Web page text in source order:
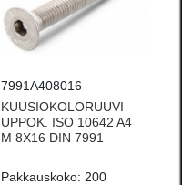
7991A408016
KUUSIOKOLORUUVI
UPPOK. ISO 10642 A4
M 8X16 DIN 7991
Pakkauskoko: 200